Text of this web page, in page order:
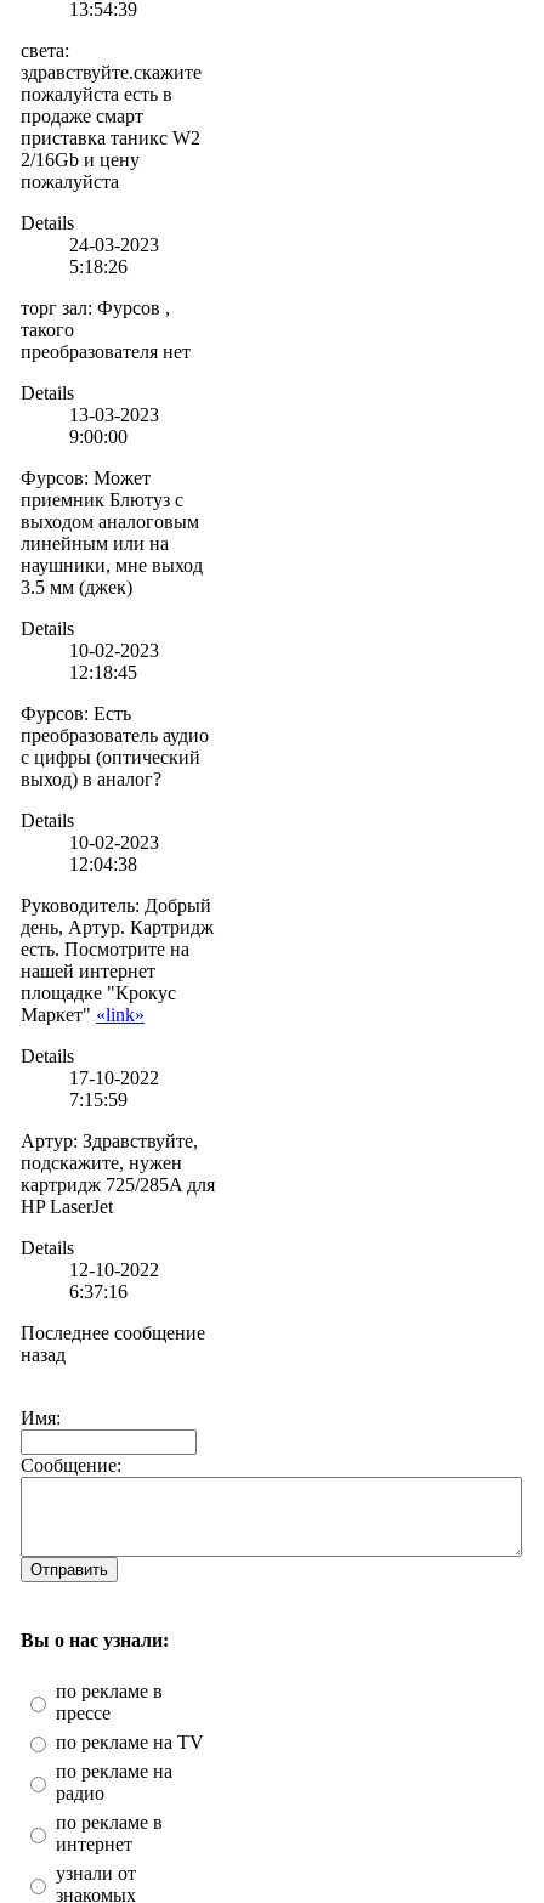
13:54:39
света:
здравствуйте.скажите
пожалуйста есть в
продаже смарт
приставка таникс W2
2/16Gb и цену
пожалуйста
Details
24-03-2023
5:18:26
торг зал: Фурсов ,
такого
преобразователя нет
Details
13-03-2023
9:00:00
Фурсов: Может
приемник Блютуз с
выходом аналоговым
линейным или на
наушники, мне выход
3.5 мм (джек)
Details
10-02-2023
12:18:45
Фурсов: Есть
преобразователь аудио
с цифры (оптический
выход) в аналог?
Details
10-02-2023
12:04:38
Руководитель: Добрый
день, Артур. Картридж
есть. Посмотрите на
нашей интернет
площадке "Крокус
Маркет" «link»
Details
17-10-2022
7:15:59
Артур: Здравствуйте,
подскажите, нужен
картридж 725/285A для
HP LaserJet
Details
12-10-2022
6:37:16
Последнее сообщение
назад
Имя:
Сообщение:
Отправить
Вы о нас узнали:
по рекламе в
прессе
по рекламе на TV
по рекламе на
радио
по рекламе в
интернет
узнали от
знакомых